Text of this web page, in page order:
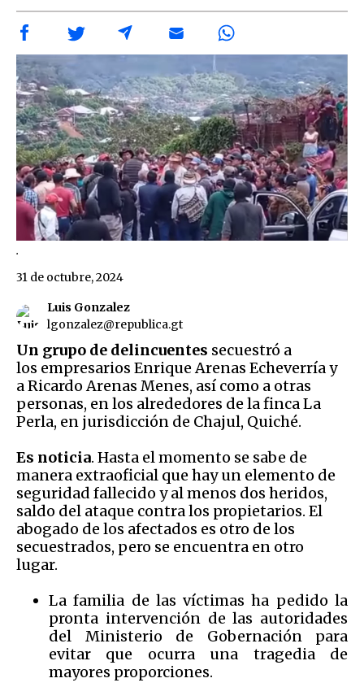
.
Luis Gonzalez
lgonzalez@republica.gt
31 de octubre, 2024
Un grupo de delincuentes secuestró a
los empresarios Enrique Arenas Echeverría y
a Ricardo Arenas Menes, así como a otras
personas, en los alrededores de la finca La
Perla, en jurisdicción de Chajul, Quiché.
Es noticia. Hasta el momento se sabe de
manera extraoficial que hay un elemento de
seguridad fallecido y al menos dos heridos,
saldo del ataque contra los propietarios. El
abogado de los afectados es otro de los
secuestrados, pero se encuentra en otro
lugar.
La familia de las víctimas ha pedido la
pronta intervención de las autoridades
del Ministerio de Gobernación para
evitar que ocurra una tragedia de
mayores proporciones.